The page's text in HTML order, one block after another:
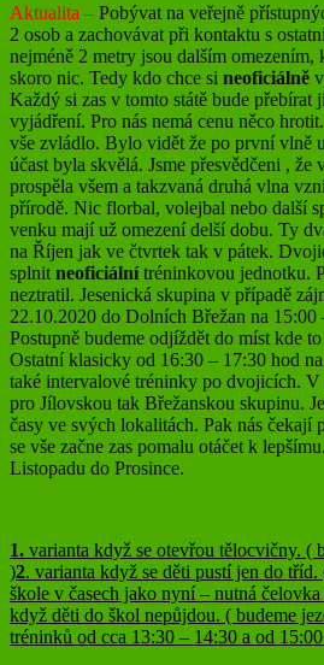
Aktualita – Pobývat na veřejně
2 osob a zachovávat při kontaktu s
nejméně 2 metry jsou dalším
skoro nic. Tedy kdo chce si neoficiálně
Každý si zas v tomto státě bude přebírat
vyjádření. Pro nás nemá cenu něco
vše zvládlo. Bylo vidět že po první vlně
účast byla skvělá. Jsme přesvědčeni ,
prospěla všem a takzvaná druhá vlna
přírodě. Nic florbal, volejbal nebo další
venku mají už omezení delší dobu. Ty
na Říjen jak ve čtvrtek tak v pátek.
splnit neoficiálnítréninkovou jednotku.
neztratil. Jesenická skupina v případě
22.10.2020 do Dolních Břežan na 15:00
Postupně budeme odjíždět do míst kde
Ostatní klasicky od 16:30 – 17:30 hod
také intervalové tréninky po dvojicích. V
pro Jílovskou tak Břežanskou skupinu.
časy ve svých lokalitách. Pak nás čekají
se vše začne zas pomalu otáčet k
Listopadu do Prosince.
1. varianta když se otevřou tělocvičny. (
)2. varianta když se děti pustí jen do
škole v časech jako nyní – nutná
když děti do škol nepůjdou. ( budeme
tréninků od cca 13:30 – 14:30 a od